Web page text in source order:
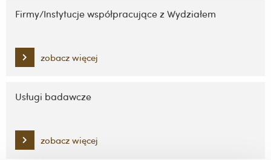
Firmy/Instytucje współpracujące z Wydziałem
zobacz więcej
Usługi badawcze
zobacz więcej